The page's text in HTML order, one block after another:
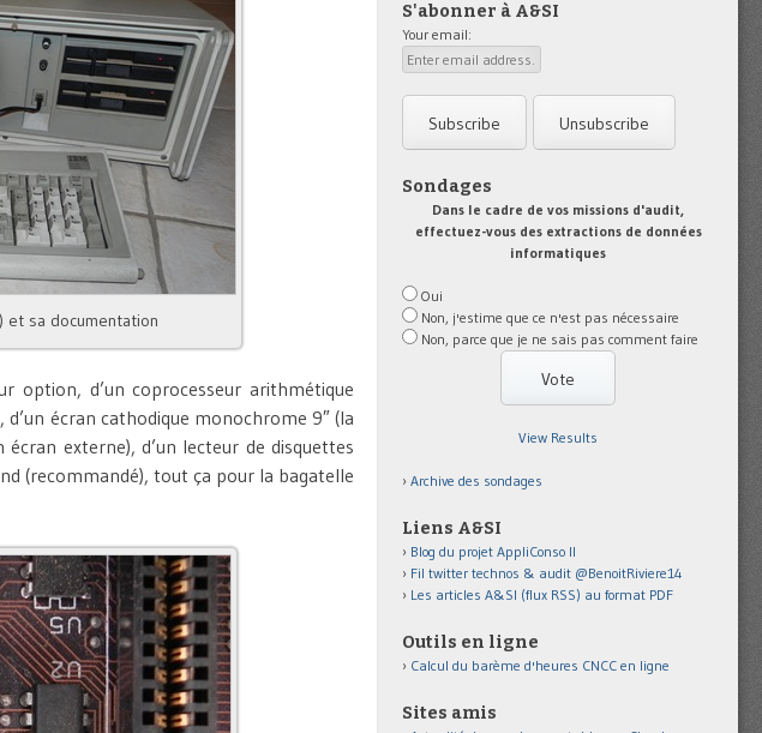
et sa documentation
option, d’un coprocesseur arithmétique
écran cathodique monochrome 9″ (la
externe), d’un lecteur de disquettes
(recommandé), tout ça pour la bagatelle
S'abonner à A&SI
Your email:
Sondages
Dans le cadre de vos missions d'audit,
effectuez-vous des extractions de données
informatiques
Oui
Non, j'estime que ce n'est pas nécessaire
Non, parce que je ne sais pas comment faire
View Results
Archive des sondages
Liens A&SI
Blog du projet AppliConso II
Fil twitter technos & audit @BenoitRiviere14
Les articles A&SI (flux RSS) au format PDF
Outils en ligne
Calcul du barème d'heures CNCC en ligne
Sites amis